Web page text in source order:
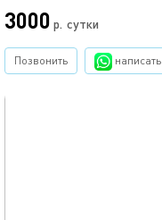
3000 р. сутки
Позвонить написать